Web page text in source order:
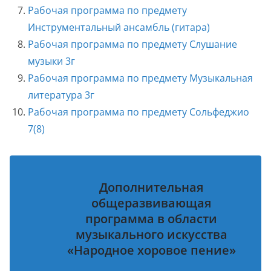
Рабочая программа по предмету
Инструментальный ансамбль (гитара)
Рабочая программа по предмету Слушание
музыки 3г
Рабочая программа по предмету Музыкальная
литература 3г
Рабочая программа по предмету Сольфеджио
7(8)
Дополнительная
общеразвивающая
программа в области
музыкального искусства
«Народное хоровое пение»